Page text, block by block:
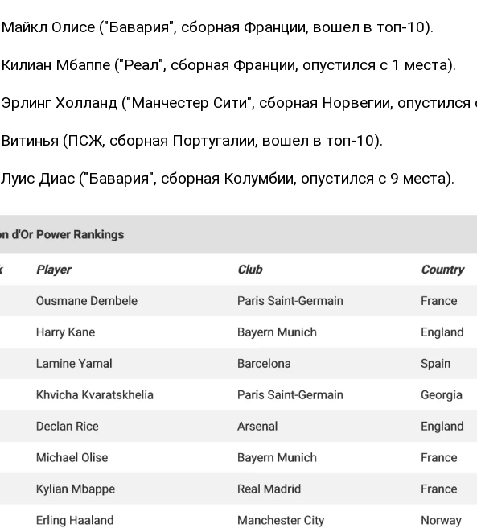
Майкл Олисе ("Бавария", сборная Франции, вошел в топ-10).
Килиан Мбаппе ("Реал", сборная Франции, опустился с 1 места).
Эрлинг Холланд ("Манчестер Сити", сборная Норвегии, опустился
Витинья (ПСЖ, сборная Португалии, вошел в топ-10).
Луис Диас ("Бавария", сборная Колумбии, опустился с 9 места).